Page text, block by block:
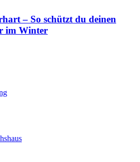
– So schützt du deinen
im Winter